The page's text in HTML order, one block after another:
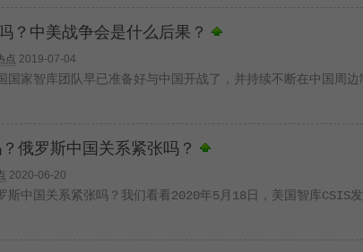
？中美战争会是什么后果？
点 2019-07-04
国家智库团队早已准备好与中国开战了，并持续不断在中国周
俄罗斯中国关系紧张吗？
2020-06-20
斯中国关系紧张吗？我们看看2020年5月18日，美国智库CSIS